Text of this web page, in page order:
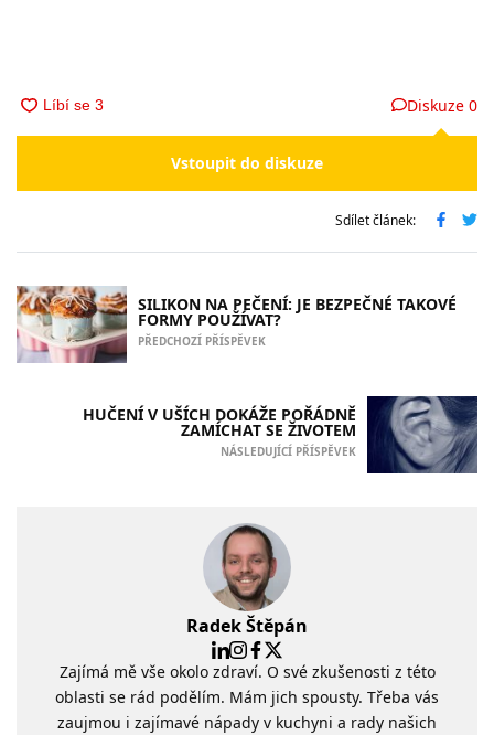
Diskuze 0
Vstoupit do diskuze
Sdílet článek:
SILIKON NA PEČENÍ: JE BEZPEČNÉ TAKOVÉ
FORMY POUŽÍVAT?
PŘEDCHOZÍ PŘÍSPĚVEK
HUČENÍ V UŠÍCH DOKÁŽE POŘÁDNĚ
ZAMÍCHAT SE ŽIVOTEM
NÁSLEDUJÍCÍ PŘÍSPĚVEK
Radek Štěpán
Zajímá mě vše okolo zdraví. O své zkušenosti z této
oblasti se rád podělím. Mám jich spousty. Třeba vás
zaujmou i zajímavé nápady v kuchyni a rady našich